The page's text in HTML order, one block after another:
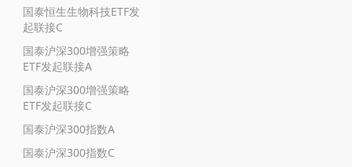
国泰恒生生物科技ETF发
起联接C
国泰沪深300增强策略
ETF发起联接A
国泰沪深300增强策略
ETF发起联接C
国泰沪深300指数A
国泰沪深300指数C